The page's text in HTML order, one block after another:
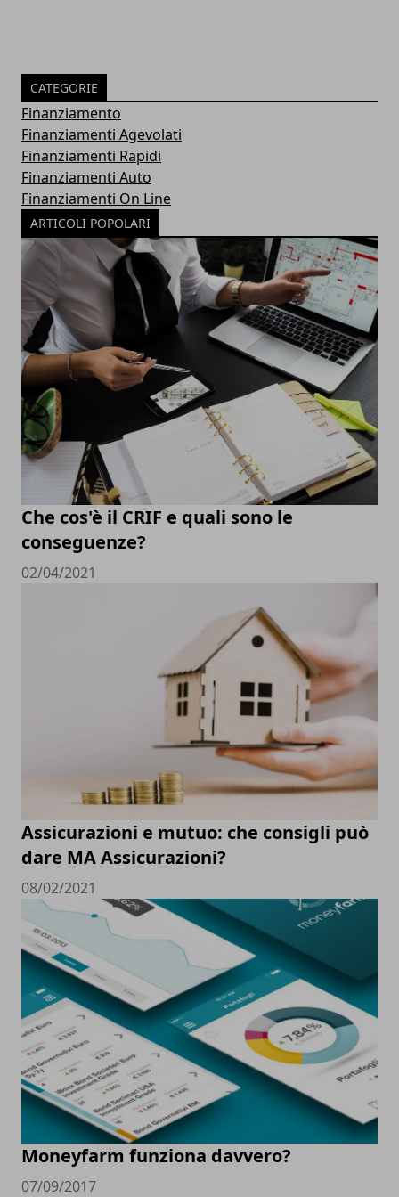
CATEGORIE
Finanziamento
Finanziamenti Agevolati
Finanziamenti Rapidi
Finanziamenti Auto
Finanziamenti On Line
ARTICOLI POPOLARI
Che cos'è il CRIF e quali sono le
conseguenze?
02/04/2021
Assicurazioni e mutuo: che consigli può
dare MA Assicurazioni?
08/02/2021
Moneyfarm funziona davvero?
07/09/2017